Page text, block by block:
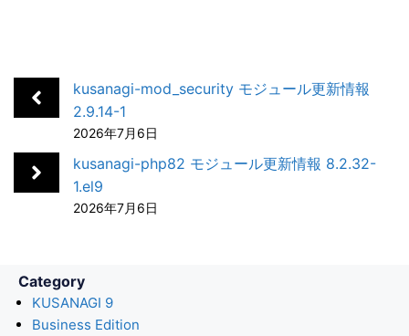
e
d
I
n
n
e
l
kusanagi-mod_security モジュール更新情報
2.9.14-1
2026年7月6日
kusanagi-php82 モジュール更新情報 8.2.32-
1.el9
2026年7月6日
Category
KUSANAGI 9
Business Edition